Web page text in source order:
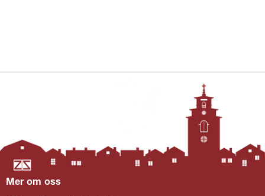
Mer om oss